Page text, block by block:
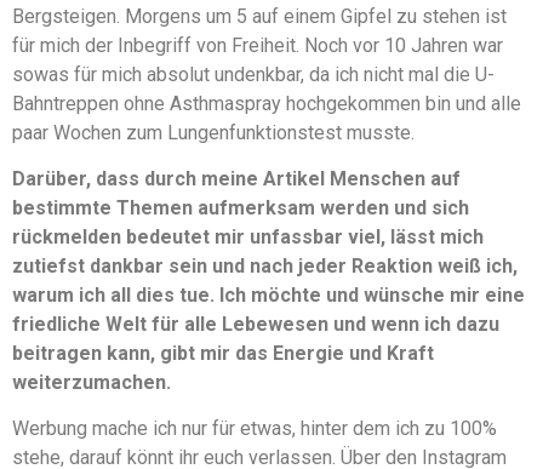
Bergsteigen. Morgens um 5 auf einem Gipfel zu stehen ist
für mich der Inbegriff von Freiheit. Noch vor 10 Jahren war
sowas für mich absolut undenkbar, da ich nicht mal die U-
Bahntreppen ohne Asthmaspray hochgekommen bin und alle
paar Wochen zum Lungenfunktionstest musste.
Darüber, dass durch meine Artikel Menschen auf
bestimmte Themen aufmerksam werden und sich
rückmelden bedeutet mir unfassbar viel, lässt mich
zutiefst dankbar sein und nach jeder Reaktion weiß ich,
warum ich all dies tue. Ich möchte und wünsche mir eine
friedliche Welt für alle Lebewesen und wenn ich dazu
beitragen kann, gibt mir das Energie und Kraft
weiterzumachen.
Werbung mache ich nur für etwas, hinter dem ich zu 100%
stehe, darauf könnt ihr euch verlassen. Über den Instagram